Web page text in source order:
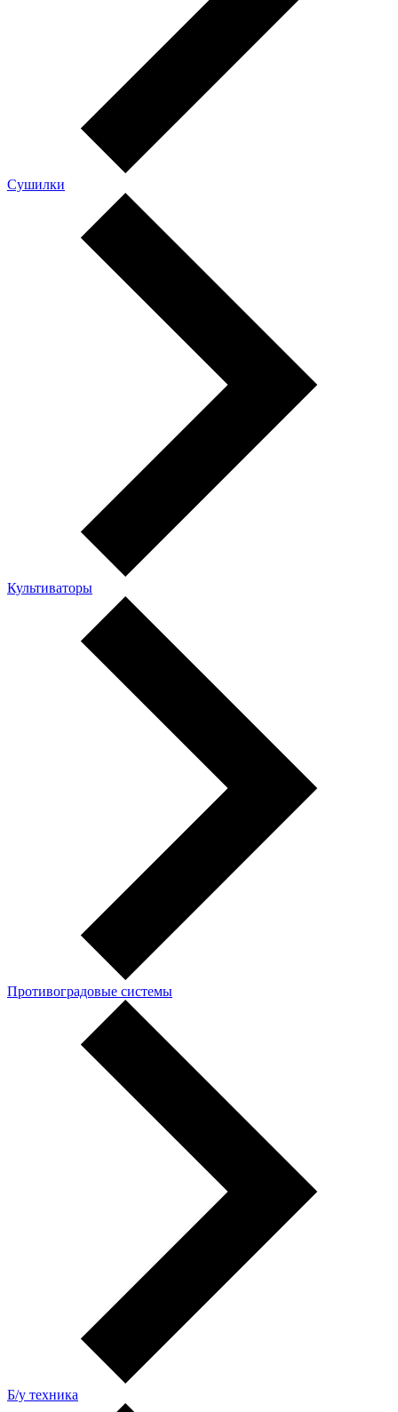
Сушилки
Культиваторы
Противоградовые системы
Б/у техника